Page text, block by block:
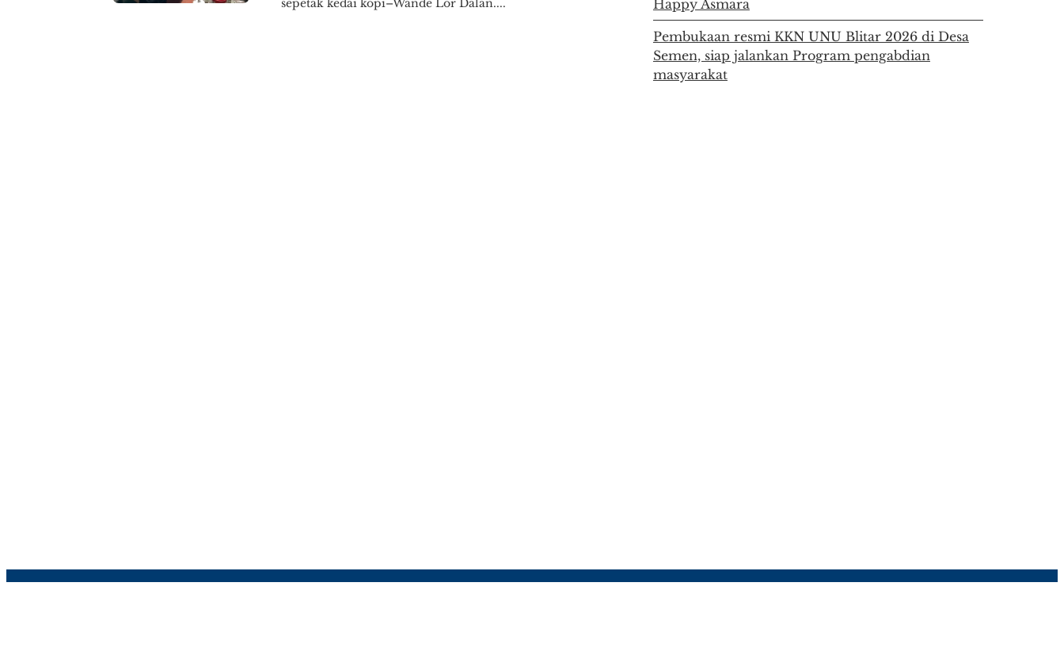
Happy Asmara
Pembukaan resmi KKN UNU Blitar 2026 di Desa
Semen, siap jalankan Program pengabdian
masyarakat